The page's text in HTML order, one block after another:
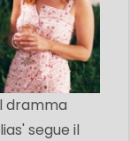
dramma
segue il